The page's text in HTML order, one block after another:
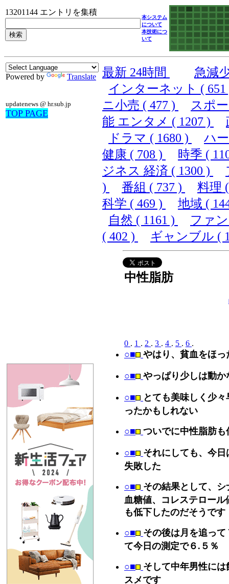
13201144 エントリを集積
本システム
について
本技術につ
いて
Powered by Translate
updatenews @ hr.sub.jp
TOP PAGE
最新 24時間
急減
インターネット (
ニ小売 ( 477 )
スポ
能 エンタメ ( 1207 )
ドラマ ( 1680 )
ハ
健康 ( 708 )
時季 (
ジネス 経済 ( 1300 )
)
番組 ( 737 )
料理
科学 ( 469 )
地域 (
自然 ( 1161 )
ファ
( 402 )
ギャンブル (
中性脂肪
0 . 1 . 2 . 3 . 4 . 5 . 6 .
○■ やはり、貧血をほ
○■ やっぱり少しは動
○■ とても美味しく少
ったかもしれない
○■ ついでに中性脂肪
○■ それにしても、今
失敗した
○■ その結果として、
血糖値、コレステロー
も低下したのだそうです
○■ その後は月を追っ
て今日の測定で６.５％
○■ そして中年男性に
スメです